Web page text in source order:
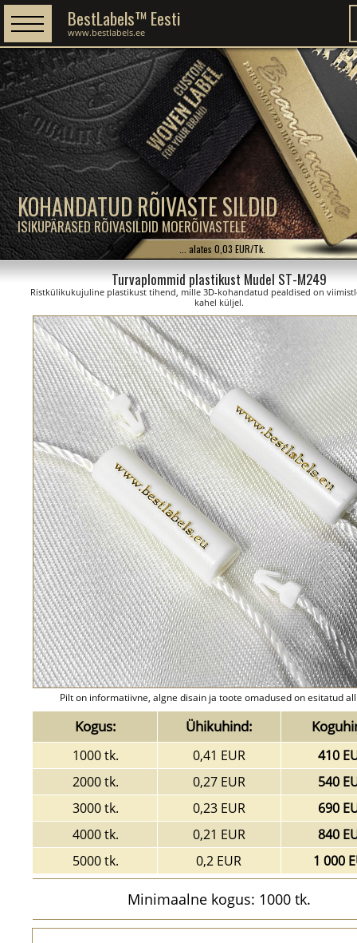
KOHANDATUD RÕIVASTE SILDID
ISIKUPÄRASED RÕIVASILDID MOERÕIVASTELE
BestLabels™ Eesti
www.bestlabels.ee
... alates 0,03 EUR/Tk.
Turvaplommid plastikust Mudel ST-M249
Ristkülikukujuline plastikust tihend, mille 3D-kohandatud pealdised on
kahel küljel.
Pilt on informatiivne, algne disain ja toote omadused on esitatud
Kogus: Ühikuhind:
1000 tk. 0,41 EUR
410
2000 tk.
0,27 EUR
540
3000 tk.
0,23 EUR
690
4000 tk.
0,21 EUR
840
5000 tk.
0,2 EUR 1 000
Minimaalne kogus: 1000 tk.